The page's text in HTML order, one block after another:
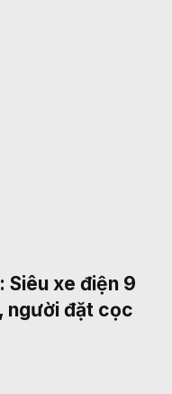
Siêu xe điện 9
người đặt cọc